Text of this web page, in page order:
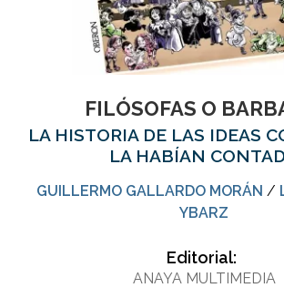
FILÓSOFAS O
LA HISTORIA DE LAS IDEAS
LA HABÍAN
GUILLERMO GALLARDO MORÁN /
YBARZ
Editorial:
ANAYA MULTIMEDIA